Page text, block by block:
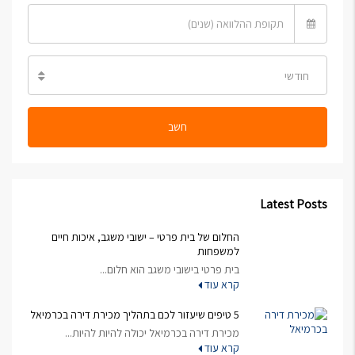
חודשי
חשב
Latest Posts
החלום של בית פרטי – ישובי משגב, איכות חיים
למשפחות
בית פרטי בישובי משגב הוא חלום...
קרא עוד
5 טיפים שיעזור לכם בתהליך מכירת דירה בכרמיאל
מכירת דירה בכרמיאל יכולה להיות להיות...
קרא עוד